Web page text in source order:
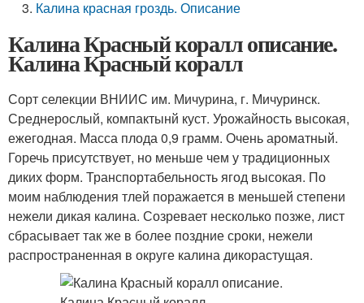
Калина красная гроздь. Описание
Калина Красный коралл описание.
Калина Красный коралл
Сорт селекции ВНИИС им. Мичурина, г. Мичуринск.
Среднерослый, компактынй куст. Урожайность высокая,
ежегодная. Масса плода 0,9 грамм. Очень ароматный.
Горечь присутствует, но меньше чем у традиционных
диких форм. Транспортабельность ягод высокая. По
моим наблюдения тлей поражается в меньшей степени
нежели дикая калина. Созревает несколько позже, лист
сбрасывает так же в более поздние сроки, нежели
распространенная в округе калина дикорастущая.